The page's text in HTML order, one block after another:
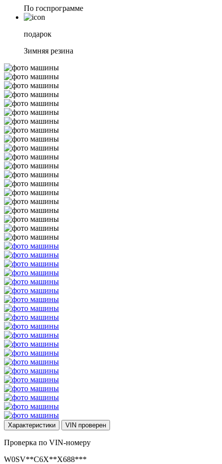
По госпрограмме
подарок
Зимняя резина
Характеристики VIN проверен
Проверка по VIN-номеру
W0SV**C6X**X688***